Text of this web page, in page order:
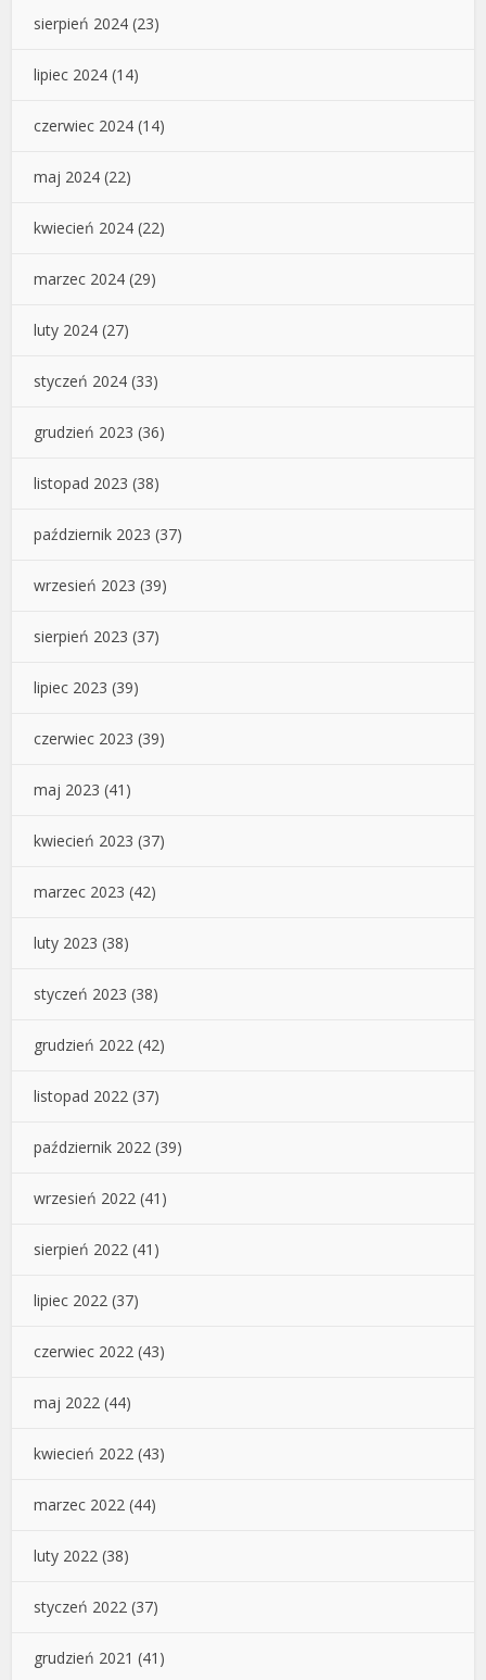
sierpień 2024 (23)
lipiec 2024 (14)
czerwiec 2024 (14)
maj 2024 (22)
kwiecień 2024 (22)
marzec 2024 (29)
luty 2024 (27)
styczeń 2024 (33)
grudzień 2023 (36)
listopad 2023 (38)
październik 2023 (37)
wrzesień 2023 (39)
sierpień 2023 (37)
lipiec 2023 (39)
czerwiec 2023 (39)
maj 2023 (41)
kwiecień 2023 (37)
marzec 2023 (42)
luty 2023 (38)
styczeń 2023 (38)
grudzień 2022 (42)
listopad 2022 (37)
październik 2022 (39)
wrzesień 2022 (41)
sierpień 2022 (41)
lipiec 2022 (37)
czerwiec 2022 (43)
maj 2022 (44)
kwiecień 2022 (43)
marzec 2022 (44)
luty 2022 (38)
styczeń 2022 (37)
grudzień 2021 (41)